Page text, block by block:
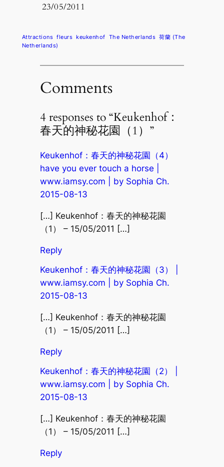
23/05/2011
Attractions fleurs keukenhof The Netherlands 荷蘭 (The
Netherlands)
Comments
4 responses to “Keukenhof：
春天的神秘花園（1）”
Keukenhof：春天的神秘花園（4）
have you ever touch a horse |
www.iamsy.com | by Sophia Ch.
2015-08-13
[…] Keukenhof：春天的神秘花園
（1） – 15/05/2011 […]
Reply
Keukenhof：春天的神秘花園（3） |
www.iamsy.com | by Sophia Ch.
2015-08-13
[…] Keukenhof：春天的神秘花園
（1） – 15/05/2011 […]
Reply
Keukenhof：春天的神秘花園（2） |
www.iamsy.com | by Sophia Ch.
2015-08-13
[…] Keukenhof：春天的神秘花園
（1） – 15/05/2011 […]
Reply